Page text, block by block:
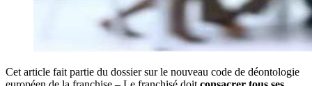
Cet article fait partie du dossier sur le nouveau code de déontologie